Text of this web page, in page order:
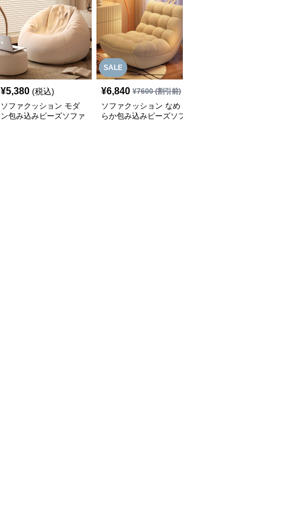
¥5,380 (税込)
ソファクッション モダ
ン包み込みビーズソファ
SALE
¥6,840 ¥7600(割引前)
ソファクッション なめ
らか包み込みビーズソフ